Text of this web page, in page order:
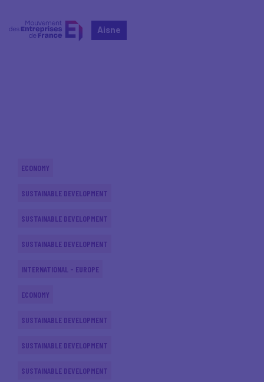
Aisne
ECONOMY
SUSTAINABLE DEVELOPMENT
SUSTAINABLE DEVELOPMENT
SUSTAINABLE DEVELOPMENT
INTERNATIONAL - EUROPE
ECONOMY
SUSTAINABLE DEVELOPMENT
SUSTAINABLE DEVELOPMENT
SUSTAINABLE DEVELOPMENT